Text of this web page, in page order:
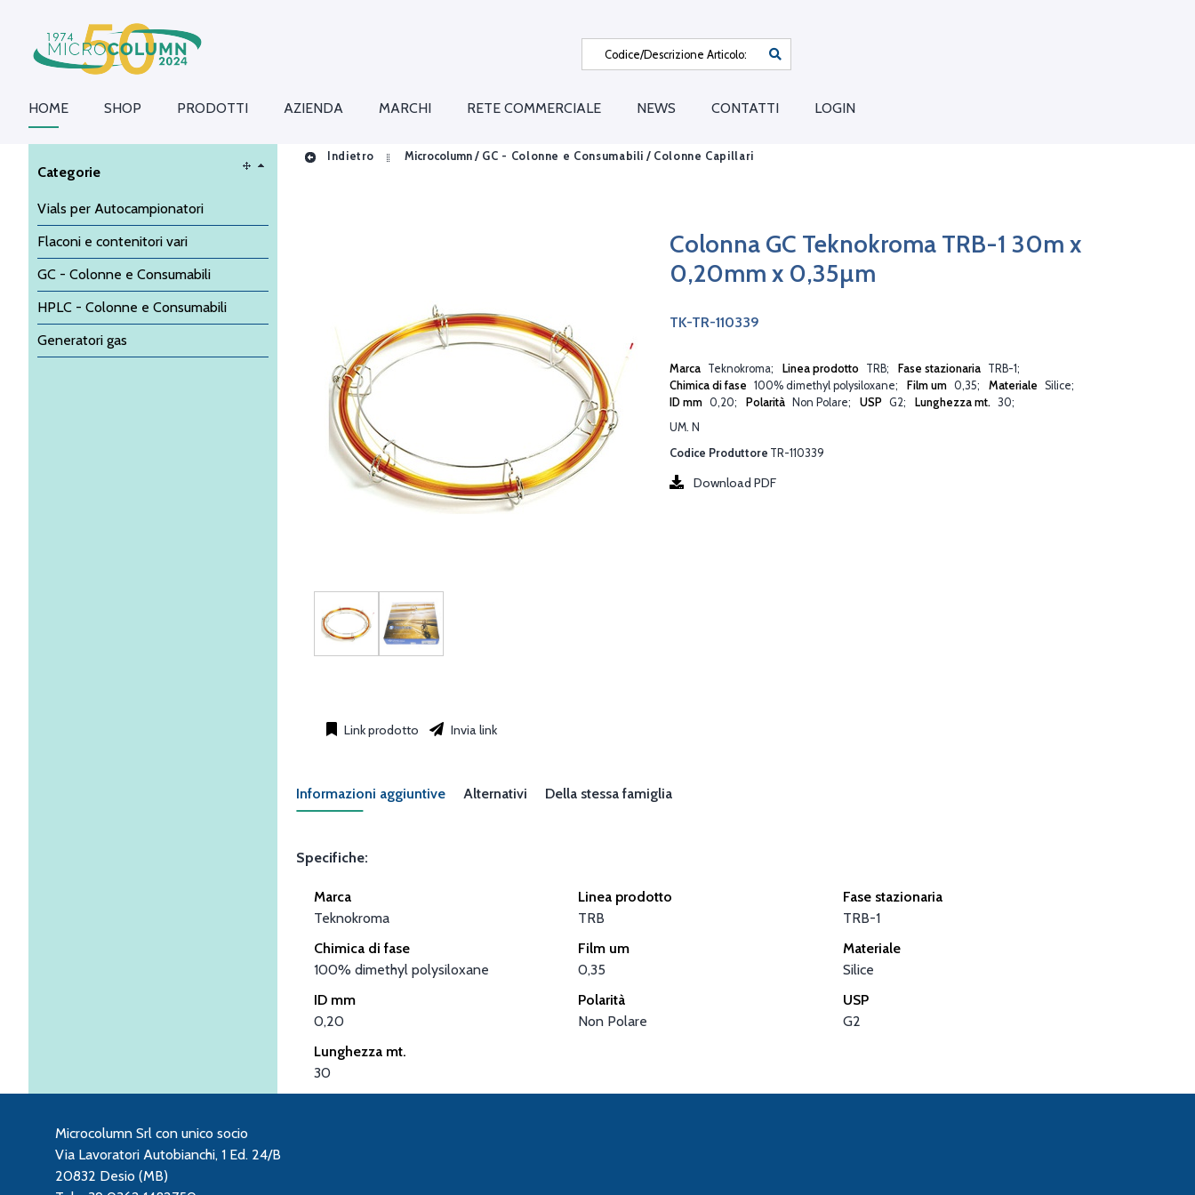
HOME SHOP PRODOTTI AZIENDA MARCHI RETE COMMERCIALE NEWS CONTATTI LOGIN
Categorie
Vials per Autocampionatori
Flaconi e contenitori vari
GC - Colonne e Consumabili
HPLC - Colonne e Consumabili
Generatori gas
Indietro Microcolumn / GC - Colonne e Consumabili / Colonne Capillari
Colonna GC Teknokroma TRB-1 30m x
0,20mm x 0,35µm
TK-TR-110339
Marca Teknokroma Linea prodotto TRB Fase stazionaria TRB-1
Chimica di fase 100% dimethyl polysiloxane Film um 0,35 Materiale Silice
ID mm 0,20 Polarità Non Polare USP G2 Lunghezza mt. 30
UM. N
Download PDF
Codice Produttore TR-110339
Link prodotto Invia link
Informazioni aggiuntive Alternativi Della stessa famiglia
Specifiche:
Marca
Teknokroma
Linea prodotto
TRB
Fase stazionaria
TRB-1
Chimica di fase
100% dimethyl polysiloxane
Film um
0,35
Materiale
Silice
ID mm
0,20
Polarità
Non Polare
USP
G2
Lunghezza mt.
30
Microcolumn Srl con unico socio
Via Lavoratori Autobianchi, 1 Ed. 24/B
20832 Desio (MB)